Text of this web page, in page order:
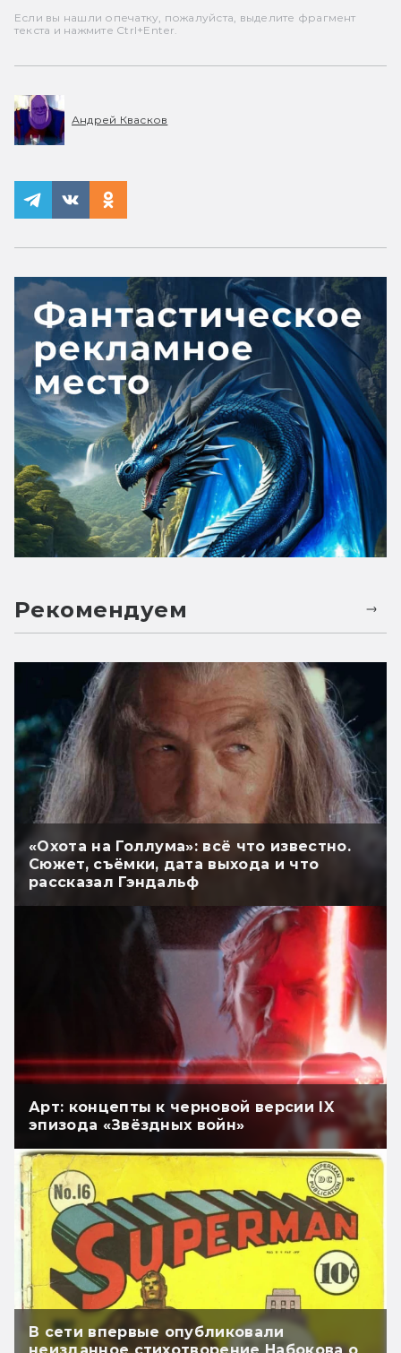
Если вы нашли опечатку, пожалуйста, выделите фрагмент
текста и нажмите Ctrl+Enter.
Андрей Квасков
Рекомендуем
«Охота на Голлума»: всё что известно.
Сюжет, съёмки, дата выхода и что
рассказал Гэндальф
Арт: концепты к черновой версии IX
эпизода «Звёздных войн»
В сети впервые опубликовали